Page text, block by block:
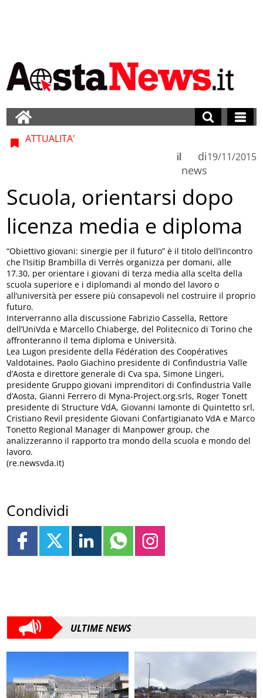
ATTUALITA'
di
news
il 19/11/2015
Scuola, orientarsi dopo
licenza media e diploma
“Obiettivo giovani: sinergie per il futuro” è il titolo dell’incontro
che l’Isitip Brambilla di Verrès organizza per domani, alle
17.30, per orientare i giovani di terza media alla scelta della
scuola superiore e i diplomandi al mondo del lavoro o
all’università per essere più consapevoli nel costruire il proprio
futuro.
Interverranno alla discussione Fabrizio Cassella, Rettore
dell’UniVda e Marcello Chiaberge, del Politecnico di Torino che
affronteranno il tema diploma e Università.
Lea Lugon presidente della Fédération des Coopératives
Valdotaines, Paolo Giachino presidente di Confindustria Valle
d’Aosta e direttore generale di Cva spa, Simone Lingeri,
presidente Gruppo giovani imprenditori di Confindustria Valle
d’Aosta, Gianni Ferrero di Myna-Project.org.srls, Roger Tonett
presidente di Structure VdA, Giovanni Iamonte di Quintetto srl,
Cristiano Revil presidente Giovani Confartigianato VdA e Marco
Tonetto Regional Manager di Manpower group, che
analizzeranno il rapporto tra mondo della scuola e mondo del
lavoro.
(re.newsvda.it)
Condividi
ULTIME NEWS